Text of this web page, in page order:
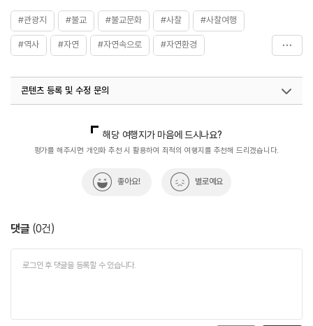
#관광지 #불교 #불교문화 #사찰 #사찰여행
#역사 #자연 #자연속으로 #자연환경
#휴식공간 #휴식여행
콘텐츠 등록 및 수정 문의
해당 여행지가 마음에 드시나요?
평가를 해주시면 개인화 추천 시 활용하여 최적의 여행지를 추천해 드리겠습니다.
좋아요! 별로예요
댓글 (0건)